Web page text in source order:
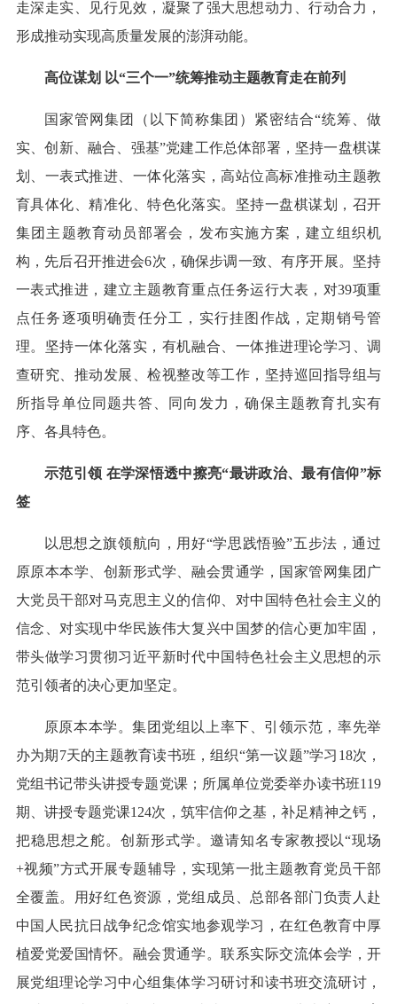
走深走实、见行见效，凝聚了强大思想动力、行动合力，
形成推动实现高质量发展的澎湃动能。
高位谋划 以“三个一”统筹推动主题教育走在前列
国家管网集团（以下简称集团）紧密结合“统筹、做
实、创新、融合、强基”党建工作总体部署，坚持一盘棋谋
划、一表式推进、一体化落实，高站位高标准推动主题教
育具体化、精准化、特色化落实。坚持一盘棋谋划，召开
集团主题教育动员部署会，发布实施方案，建立组织机
构，先后召开推进会6次，确保步调一致、有序开展。坚持
一表式推进，建立主题教育重点任务运行大表，对39项重
点任务逐项明确责任分工，实行挂图作战，定期销号管
理。坚持一体化落实，有机融合、一体推进理论学习、调
查研究、推动发展、检视整改等工作，坚持巡回指导组与
所指导单位同题共答、同向发力，确保主题教育扎实有
序、各具特色。
示范引领 在学深悟透中擦亮“最讲政治、最有信仰”标
签
以思想之旗领航向，用好“学思践悟验”五步法，通过
原原本本学、创新形式学、融会贯通学，国家管网集团广
大党员干部对马克思主义的信仰、对中国特色社会主义的
信念、对实现中华民族伟大复兴中国梦的信心更加牢固，
带头做学习贯彻习近平新时代中国特色社会主义思想的示
范引领者的决心更加坚定。
原原本本学。集团党组以上率下、引领示范，率先举
办为期7天的主题教育读书班，组织“第一议题”学习18次，
党组书记带头讲授专题党课；所属单位党委举办读书班119
期、讲授专题党课124次，筑牢信仰之基，补足精神之钙，
把稳思想之舵。创新形式学。邀请知名专家教授以“现场
+视频”方式开展专题辅导，实现第一批主题教育党员干部
全覆盖。用好红色资源，党组成员、总部各部门负责人赴
中国人民抗日战争纪念馆实地参观学习，在红色教育中厚
植爱党爱国情怀。融会贯通学。联系实际交流体会学，开
展党组理论学习中心组集体学习研讨和读书班交流研讨，